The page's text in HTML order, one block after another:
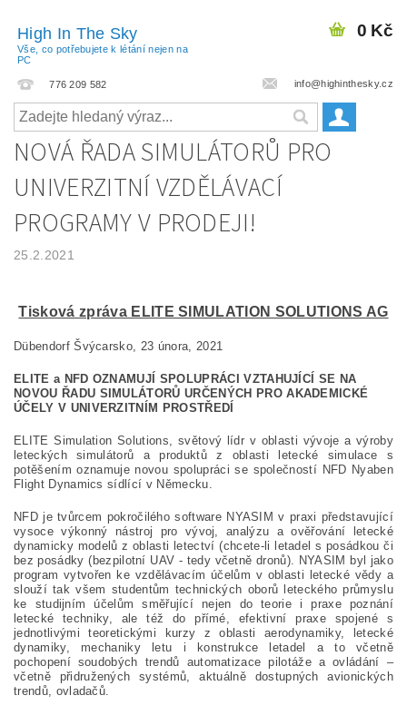
High In The Sky
Vše, co potřebujete k létání nejen na
PC
776 209 582 info@highinthesky.cz
0 Kč
NOVÁ ŘADA SIMULÁTORŮ PRO
UNIVERZITNÍ VZDĚLÁVACÍ
PROGRAMY V PRODEJI!
25.2.2021
Tisková zpráva ELITE SIMULATION SOLUTIONS AG
Dübendorf Švýcarsko, 23 února, 2021
ELITE a NFD OZNAMUJÍ SPOLUPRÁCI VZTAHUJÍCÍ SE NA
NOVOU ŘADU SIMULÁTORŮ URČENÝCH PRO AKADEMICKÉ
ÚČELY V UNIVERZITNÍM PROSTŘEDÍ
ELITE Simulation Solutions, světový lídr v oblasti vývoje a výroby
leteckých simulátorů a produktů z oblasti letecké simulace s
potěšením oznamuje novou spolupráci se společností NFD Nyaben
Flight Dynamics sídlící v Německu.
NFD je tvůrcem pokročilého software NYASIM v praxi představující
vysoce výkonný nástroj pro vývoj, analýzu a ověřování letecké
dynamicky modelů z oblasti letectví (chcete-li letadel s posádkou či
bez posádky (bezpilotní UAV - tedy včetně dronů). NYASIM byl jako
program vytvořen ke vzdělávacím účelům v oblasti letecké vědy a
slouží tak všem studentům technických oborů leteckého průmyslu
ke studijním účelům směřující nejen do teorie i praxe poznání
letecké techniky, ale též do přímé, efektivní praxe spojené s
jednotlivými teoretickými kurzy z oblasti aerodynamiky, letecké
dynamiky, mechaniky letu i konstrukce letadel a to včetně
pochopení soudobých trendů automatizace pilotáže a ovládání –
včetně přidružených systémů, aktuálně dostupných avionických
trendů, ovladačů.